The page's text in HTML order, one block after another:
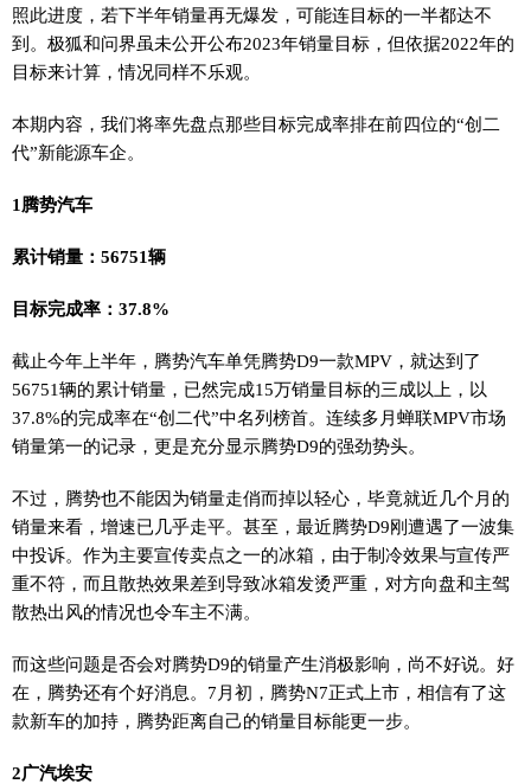
照此进度，若下半年销量再无爆发，可能连目标的一半都达不
到。极狐和问界虽未公开公布2023年销量目标，但依据2022年的
目标来计算，情况同样不乐观。
本期内容，我们将率先盘点那些目标完成率排在前四位的“创二
代”新能源车企。
1腾势汽车
累计销量：56751辆
目标完成率：37.8%
截止今年上半年，腾势汽车单凭腾势D9一款MPV，就达到了
56751辆的累计销量，已然完成15万销量目标的三成以上，以
37.8%的完成率在“创二代”中名列榜首。连续多月蝉联MPV市场
销量第一的记录，更是充分显示腾势D9的强劲势头。
不过，腾势也不能因为销量走俏而掉以轻心，毕竟就近几个月的
销量来看，增速已几乎走平。甚至，最近腾势D9刚遭遇了一波集
中投诉。作为主要宣传卖点之一的冰箱，由于制冷效果与宣传严
重不符，而且散热效果差到导致冰箱发烫严重，对方向盘和主驾
散热出风的情况也令车主不满。
而这些问题是否会对腾势D9的销量产生消极影响，尚不好说。好
在，腾势还有个好消息。7月初，腾势N7正式上市，相信有了这
款新车的加持，腾势距离自己的销量目标能更一步。
2广汽埃安